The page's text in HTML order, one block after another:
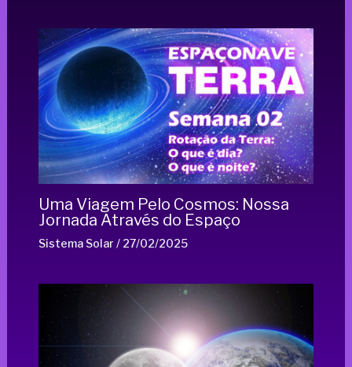
Uma Viagem Pelo Cosmos: Nossa
Jornada Através do Espaço
Sistema Solar / 27/02/2025